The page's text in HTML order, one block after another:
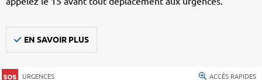
EN SAVOIR PLUS
URGENCES ACCÈS RAPIDES